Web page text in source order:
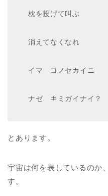
枕を投げて叫ぶ
消えてなくなれ
イマ コノセカイニ
ナゼ キミガイナイ？
とあります。
宇宙は何を表しているのか
す。